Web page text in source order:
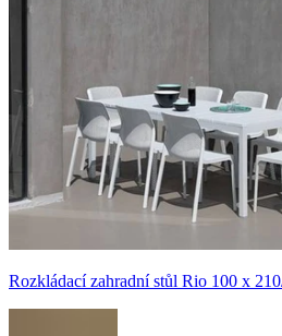
Rozkládací zahradní stůl Rio 100 x